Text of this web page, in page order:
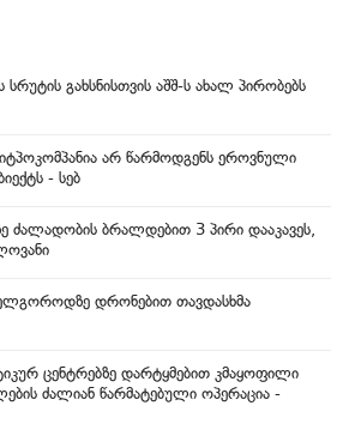
სრუტის გახსნისთვის აშშ-ს ახალ პირობებს
არ წარმოდგენს ეროვნული
- სებ
ძალადობის ბრალდებით 3 პირი დააკავეს,
დრონებით თავდასხმა
ცენტრებზე დარტყმებით კმაყოფილი
ძალიან წარმატებული ოპერაცია -